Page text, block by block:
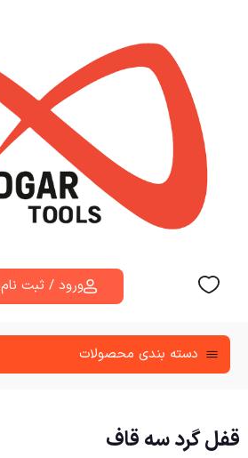
ورود / ثبت نام
دسته‌ بندی محصولات
قفل گرد سه قاف